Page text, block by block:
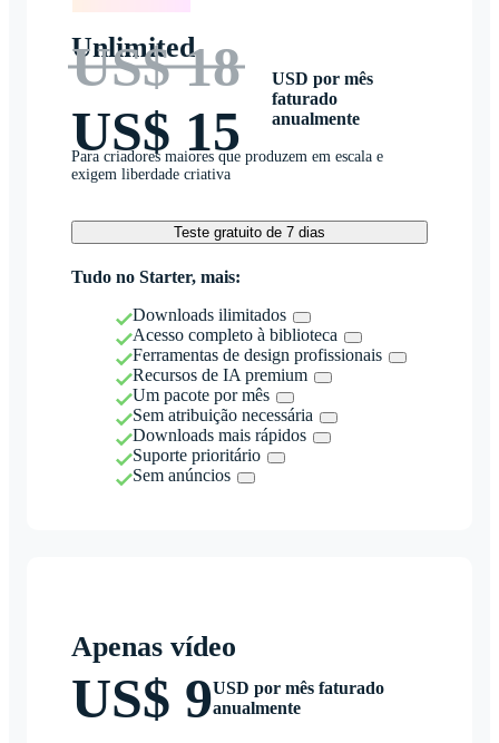
Unlimited
US$ 18
US$ 15
USD por mês
faturado
anualmente
Para criadores maiores que produzem em escala e
exigem liberdade criativa
Teste gratuito de 7 dias
Tudo no Starter, mais:
Downloads ilimitados
Acesso completo à biblioteca
Ferramentas de design profissionais
Recursos de IA premium
Um pacote por mês
Sem atribuição necessária
Downloads mais rápidos
Suporte prioritário
Sem anúncios
Apenas vídeo
US$ 9USD por mês faturado
anualmente